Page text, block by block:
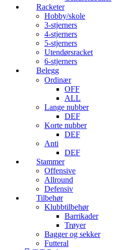
Racketer
Hobby/skole
3-stjerners
4-stjerners
5-stjerners
Utendørsracket
6-stjerners
Belegg
Ordinær
OFF
ALL
Lange nubber
DEF
Korte nubber
DEF
Anti
DEF
Stammer
Offensive
Allround
Defensiv
Tilbehør
Klubbtilbehør
Barrikader
Trøyer
Bagger og sekker
Futteral